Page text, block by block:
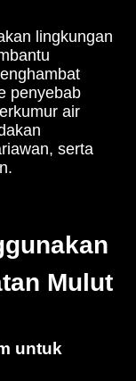
lingkungan
penyebab
air
serta
Mulut
untuk